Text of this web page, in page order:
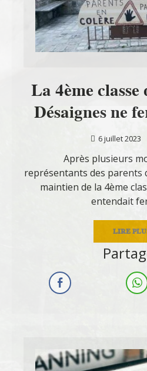
La 4ème classe
Désaignes ne
6 juillet 2023
Après plusieurs
représentants des parents
maintien de la 4ème
entendait
LIRE